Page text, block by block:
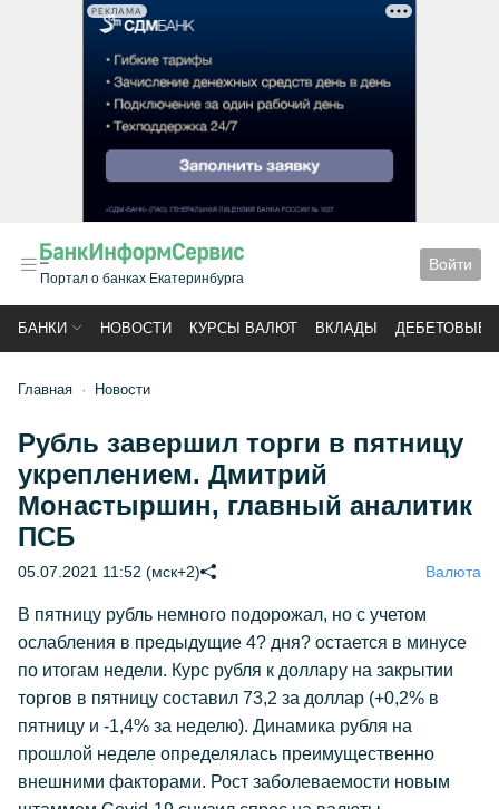
РЕКЛАМА
Портал о банках Екатеринбурга
Войти
БАНКИ НОВОСТИ КУРСЫ ВАЛЮТ ВКЛАДЫ ДЕБЕТОВЫЕ
Главная Новости
Рубль завершил торги в пятницу
укреплением. Дмитрий
Монастыршин, главный аналитик
ПСБ
05.07.2021 11:52 (мск+2) Валюта
В пятницу рубль немного подорожал, но с учетом
ослабления в предыдущие 4? дня? остается в минусе
по итогам недели. Курс рубля к доллару на закрытии
торгов в пятницу составил 73,2 за доллар (+0,2% в
пятницу и -1,4% за неделю). Динамика рубля на
прошлой неделе определялась преимущественно
внешними факторами. Рост заболеваемости новым